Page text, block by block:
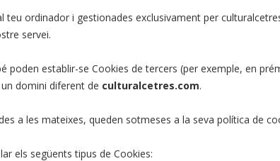
teu ordinador i gestionades exclusivament per
servei.
poden establir-se Cookies de tercers (per exemple, en
domini diferent de culturalcetres.com.
a les mateixes, queden sotmeses a la seva política de
els següents tipus de Cookies: